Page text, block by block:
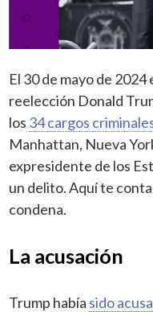
El 30 de mayo de
reelección Donald
los 34 cargos
Manhattan, Nueva
expresidente de los
un delito. Aquí te
condena.
La acusación
Trump había sido